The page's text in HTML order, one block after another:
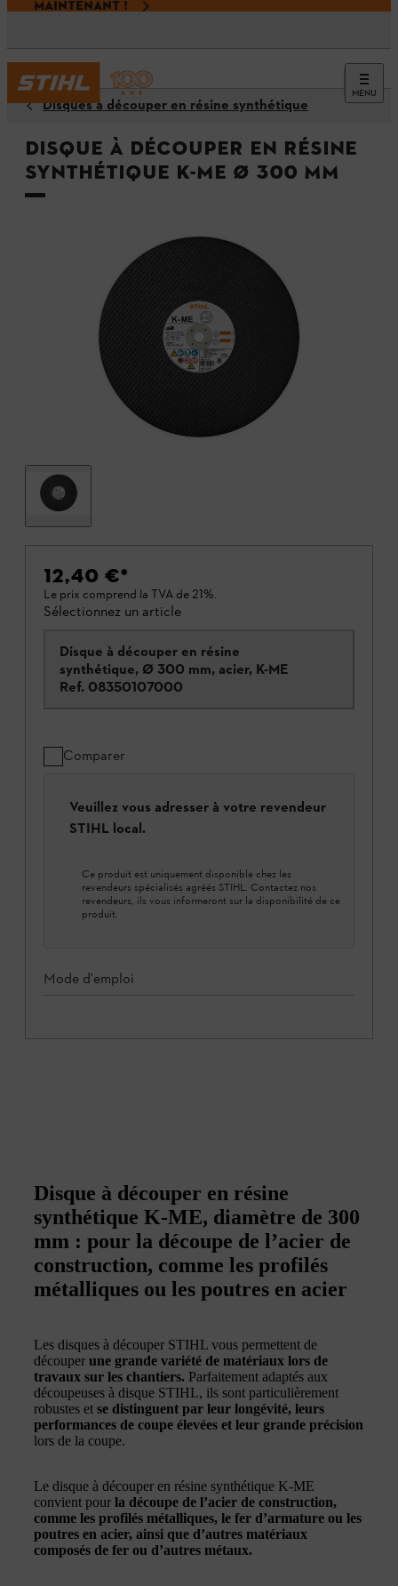
MAINTENANT !
MENU
Disques à découper en résine synthétique
Disque à découper en résine
synthétique K-ME Ø 300 mm
12,40 €*
Le prix comprend la TVA de 21%.
Sélectionnez un article
Disque à découper en résine
synthétique, Ø 300 mm, acier, K-ME
Ref. 08350107000
Comparer
Veuillez vous adresser à votre revendeur
STIHL local.
Ce produit est uniquement disponible chez les
revendeurs spécialisés agréés STIHL. Contactez nos
revendeurs, ils vous informeront sur la disponibilité de ce
produit.
Mode d'emploi
Disque à découper en résine
synthétique K-ME, diamètre de 300
mm : pour la découpe de l’acier de
construction, comme les profilés
métalliques ou les poutres en acier
Les disques à découper STIHL vous permettent de
découper une grande variété de matériaux lors de
travaux sur les chantiers. Parfaitement adaptés aux
découpeuses à disque STIHL, ils sont particulièrement
robustes et se distinguent par leur longévité, leurs
performances de coupe élevées et leur grande précision
lors de la coupe.
Le disque à découper en résine synthétique K-ME
convient pour la découpe de l’acier de construction,
comme les profilés métalliques, le fer d’armature ou les
poutres en acier, ainsi que d’autres matériaux
composés de fer ou d’autres métaux.